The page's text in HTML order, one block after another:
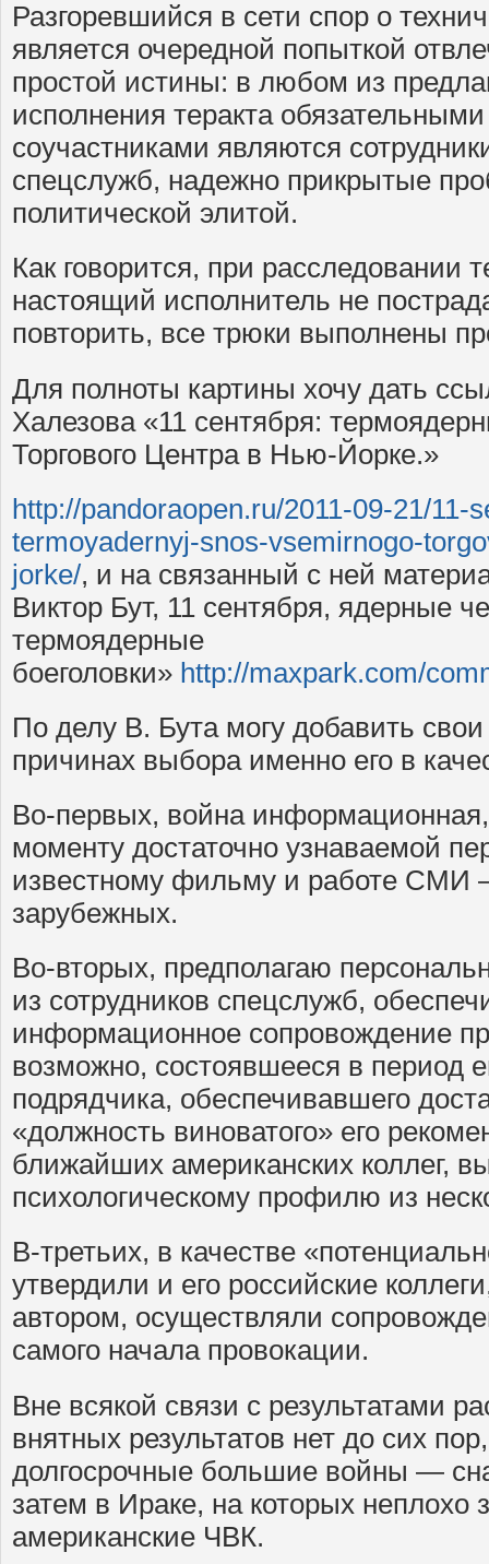
Разгоревшийся в сети спор о
является очередной попыткой
простой истины: в любом из
исполнения теракта
соучастниками являются
спецслужб, надежно прикрытые
политической элитой.
Как говорится, при расследовании
настоящий исполнитель не
повторить, все трюки выполнены
Для полноты картины хочу дать
Халезова «11 сентября:
Торгового Центра в Нью-Йорке.»
http://pandoraopen.ru/2011-09-21/11-
termoyadernyj-snos-vsemirnogo-
jorke/, и на связанный с ней
Виктор Бут, 11 сентября, ядерные
термоядерные
боеголовки» http://maxpark.com/
По делу В. Бута могу добавить
причинах выбора именно его в
Во-первых, война
моменту достаточно узнаваемой
известному фильму и работе СМИ
зарубежных.
Во-вторых, предполагаю
из сотрудников спецслужб,
информационное сопровождение
возможно, состоявшееся в период
подрядчика, обеспечивавшего
«должность виноватого» его
ближайших американских коллег,
психологическому профилю из
В-третьих, в качестве
утвердили и его российские
автором, осуществляли
самого начала провокации.
Вне всякой связи с результатами
внятных результатов нет до сих
долгосрочные большие войны —
затем в Ираке, на которых неплохо
американские ЧВК.